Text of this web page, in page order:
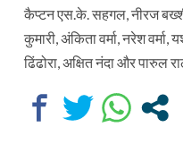
कैप्टन एस.के. सहगल, नीरज
कुमारी, अंकिता वर्मा, नरेश वर्मा,
ढिंढोरा, अक्षित नंदा और पारुल